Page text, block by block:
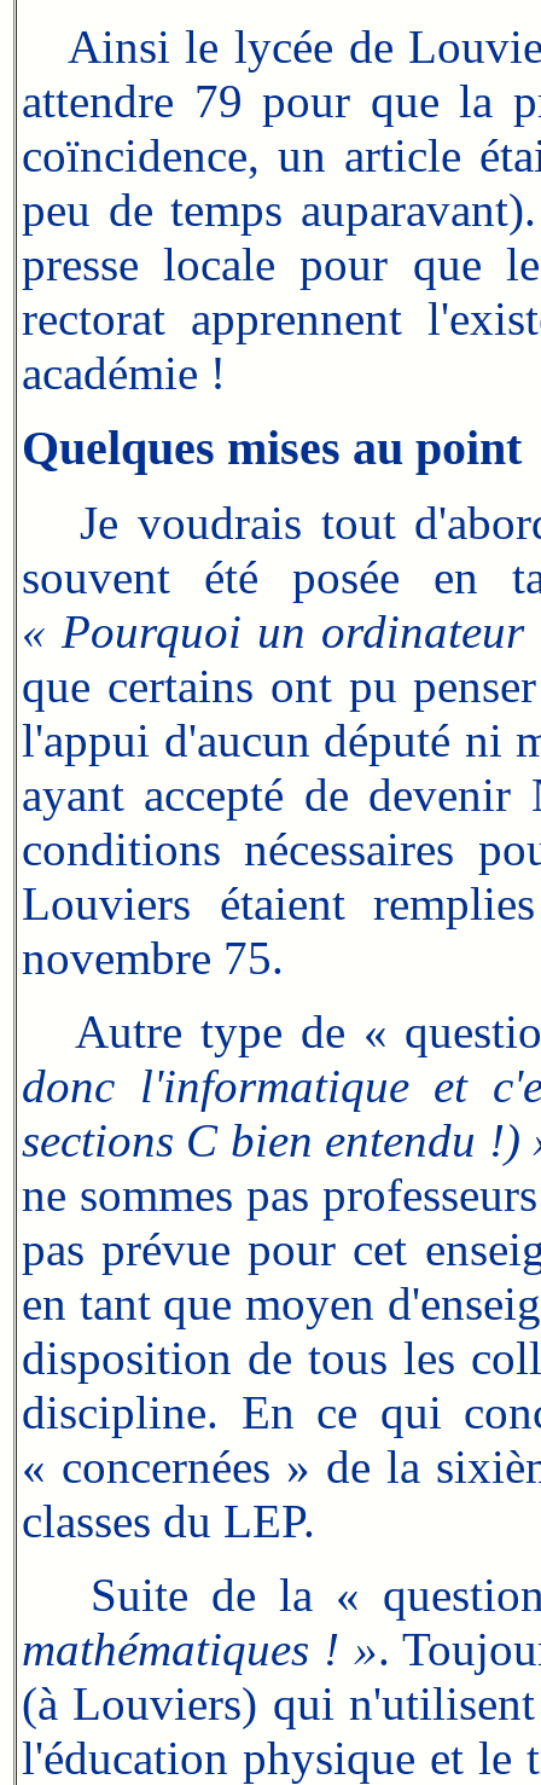
Ainsi le lycée de
attendre 79 pour que la
coïncidence, un article
peu de temps
presse locale pour que
rectorat apprennent
académie !
Quelques mises au point
Je voudrais tout
souvent été posée en
« Pourquoi un
que certains ont pu
l'appui d'aucun député ni
ayant accepté de devenir
conditions nécessaires
Louviers étaient
novembre 75.
Autre type de «
donc l'informatique et
sections C bien entendu !)
ne sommes pas
pas prévue pour cet
en tant que moyen
disposition de tous les
discipline. En ce qui
« concernées » de la
classes du LEP.
Suite de la «
mathématiques ! ».
(à Louviers) qui
l'éducation physique et